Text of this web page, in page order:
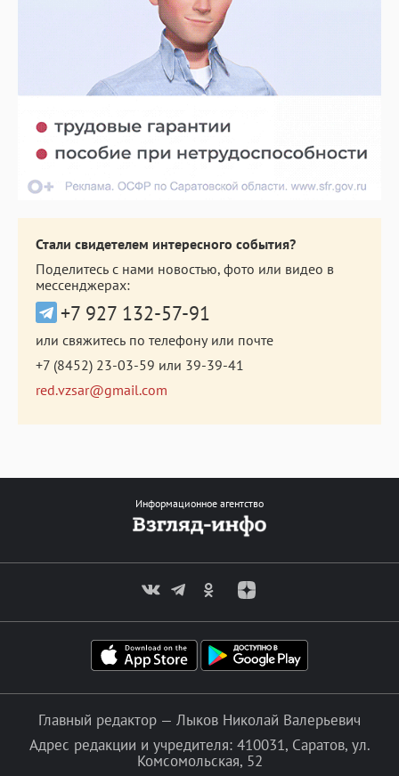
Стали свидетелем интересного события?
Поделитесь с нами новостью, фото или видео в
мессенджерах:
+7 927 132-57-91
или свяжитесь по телефону или почте
+7 (8452) 23-03-59 или 39-39-41
red.vzsar@gmail.com
Информационное агентство
Главный редактор — Лыков Николай Валерьевич
Адрес редакции и учредителя: 410031, Саратов, ул.
Комсомольская, 52